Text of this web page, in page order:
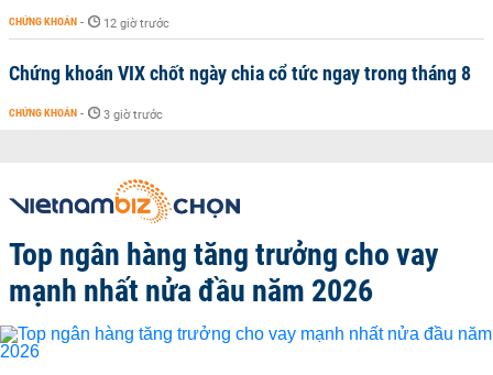
CHỨNG KHOÁN - 12 giờ trước
Chứng khoán VIX chốt ngày chia cổ tức ngay trong tháng 8
CHỨNG KHOÁN - 3 giờ trước
Top ngân hàng tăng trưởng cho vay
mạnh nhất nửa đầu năm 2026